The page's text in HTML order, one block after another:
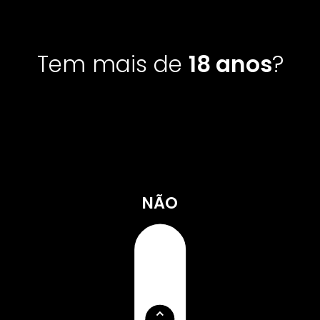
Tem mais de 18 anos?
NÃO